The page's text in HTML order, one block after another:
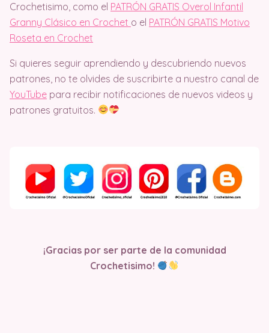
Crochetisimo, como el PATRÓN GRATIS Overol Infantil
Granny Clásico en Crochet o el PATRÓN GRATIS Motivo
Roseta en Crochet
Si quieres seguir aprendiendo y descubriendo nuevos
patrones, no te olvides de suscribirte a nuestro canal de
YouTube para recibir notificaciones de nuevos videos y
patrones gratuitos.
¡Gracias por ser parte de la comunidad
Crochetisimo!